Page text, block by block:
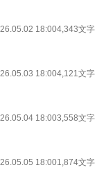
18:004,343文字
18:004,121文字
18:003,558文字
18:001,874文字